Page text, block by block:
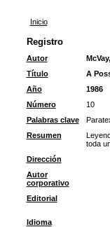
Inicio
Registro
Autor
Título
A
Año
1986
Número
10
Palabras clave
Resumen
toda
Dirección
Autor
corporativo
Editorial
Idioma